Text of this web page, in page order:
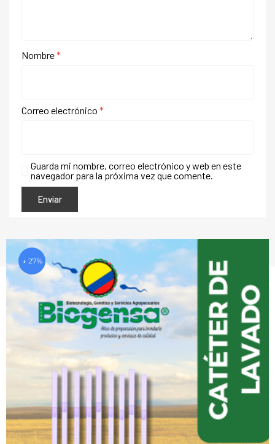
Nombre*
Correo electrónico *
Guarda mi nombre, correo electrónico y web en este
navegador para la próxima vez que comente.
↓ 27%